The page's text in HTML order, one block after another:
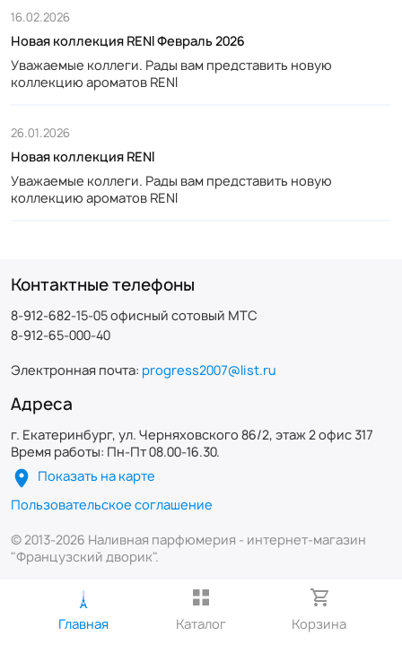
16.02.2026
Новая коллекция RENI Февраль 2026
Уважаемые коллеги. Рады вам представить новую
коллекцию ароматов RENI
26.01.2026
Новая коллекция RENI
Уважаемые коллеги. Рады вам представить новую
коллекцию ароматов RENI
Контактные телефоны
8-912-682-15-05 офисный сотовый МТС
8-912-65-000-40
Электронная почта: progress2007@list.ru
Адреса
г. Екатеринбург, ул. Черняховского 86/2, этаж 2 офис 317
Время работы: Пн-Пт 08.00-16.30.
Показать на карте
Пользовательское соглашение
© 2013-2026 Наливная парфюмерия - интернет-магазин
"Французский дворик".
Главная Каталог Корзина